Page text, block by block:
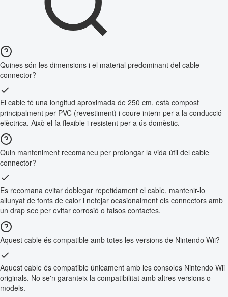
Quines són les dimensions i el material predominant del cable
connector?
El cable té una longitud aproximada de 250 cm, està compost
principalment per PVC (revestiment) i coure intern per a la conducció
elèctrica. Això el fa flexible i resistent per a ús domèstic.
Quin manteniment recomaneu per prolongar la vida útil del cable
connector?
Es recomana evitar doblegar repetidament el cable, mantenir-lo
allunyat de fonts de calor i netejar ocasionalment els connectors amb
un drap sec per evitar corrosió o falsos contactes.
Aquest cable és compatible amb totes les versions de Nintendo Wii?
Aquest cable és compatible únicament amb les consoles Nintendo Wii
originals. No se'n garanteix la compatibilitat amb altres versions o
models.